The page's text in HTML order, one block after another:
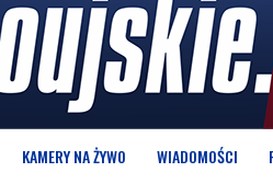
KAMERY NA ŻYWO WIADOMOŚCI